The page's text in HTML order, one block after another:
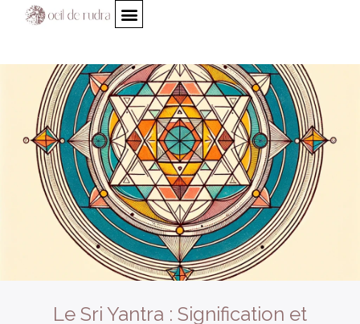
Le Sri Yantra : Signification et